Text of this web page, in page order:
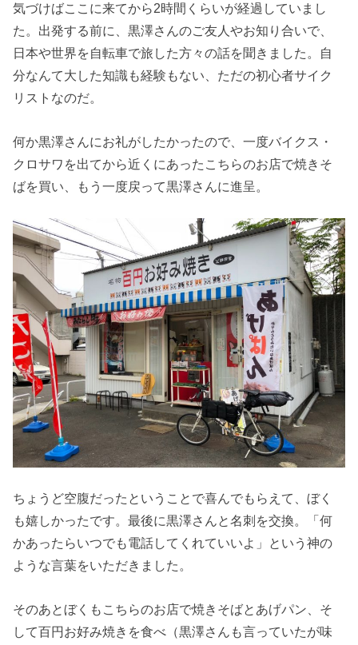
気づけばここに来てから2時間くらいが経過していまし
た。出発する前に、黒澤さんのご友人やお知り合いで、
日本や世界を自転車で旅した方々の話を聞きました。自
分なんて大した知識も経験もない、ただの初心者サイク
リストなのだ。
何か黒澤さんにお礼がしたかったので、一度バイクス・
クロサワを出てから近くにあったこちらのお店で焼きそ
ばを買い、もう一度戻って黒澤さんに進呈。
ちょうど空腹だったということで喜んでもらえて、ぼく
も嬉しかったです。最後に黒澤さんと名刺を交換。「何
かあったらいつでも電話してくれていいよ」という神の
ような言葉をいただきました。
そのあとぼくもこちらのお店で焼きそばとあげパン、そ
して百円お好み焼きを食べ（黒澤さんも言っていたが味